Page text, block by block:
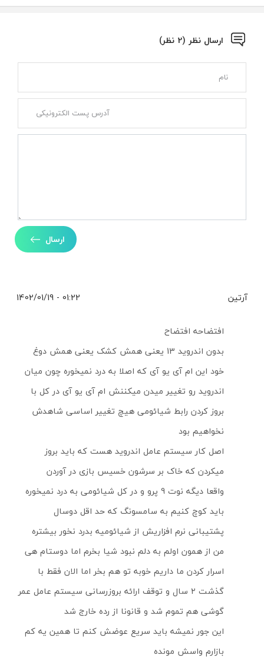
ارسال نظر (2 نظر)
ارسال
آرتین 01:22 - 1402/01/19
افتضاحه افتضاح
بدون اندروید 13 یعنی همش کشک یعنی همش دوغ
خود این ام آی یو آی که اصلا به درد نمیخوره چون میان
اندروید رو تغییر میدن میکننش ام آی یو آی در کل با
بروز کردن رابط شیائومی هیچ تغییر اساسی شاهدش
نخواهیم بود
اصل کار سیستم عامل اندروید هست که باید بروز
میکردن که خاک بر سرشون خسیس بازی در آوردن
واقعا دیگه نوت 9 پرو و در کل شیائومی به درد نمیخوره
باید کوچ کنیم به سامسونگ که حد اقل دوسال
پشتیبانی نرم افزاریش از شیائومیه بدرد نخور بیشتره
من از همون اولم به دلم نبود شیا بخرم اما دوستام هی
اسرار کردن ما داریم خوبه تو هم بخر اما الان فقط با
گذشت ۲ سال و توقف ارائه بروزرسانی سیستم عامل عمر
گوشی هم تموم شد و قانونا از رده خارج شد
این جور نمیشه باید سریع عوضش کنم تا همین یه کم
بازارم واسش مونده